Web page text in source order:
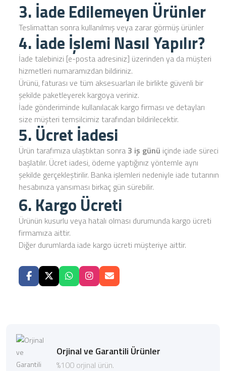
3. İade Edilemeyen Ürünler
Teslimattan sonra kullanılmış veya zarar görmüş ürünler
4. İade İşlemi Nasıl Yapılır?
İade talebinizi [e-posta adresiniz] üzerinden ya da müşteri
hizmetleri numaramızdan bildiriniz.
Ürünü, faturası ve tüm aksesuarları ile birlikte güvenli bir
şekilde paketleyerek kargoya veriniz.
İade gönderiminde kullanılacak kargo firması ve detayları
size müşteri temsilcimiz tarafından bildirilecektir.
5. Ücret İadesi
Ürün tarafımıza ulaştıktan sonra 3 iş günü içinde iade süreci
başlatılır. Ücret iadesi, ödeme yaptığınız yöntemle aynı
şekilde gerçekleştirilir. Banka işlemleri nedeniyle iade tutarının
hesabınıza yansıması birkaç gün sürebilir.
6. Kargo Ücreti
Ürünün kusurlu veya hatalı olması durumunda kargo ücreti
firmamıza aittir.
Diğer durumlarda iade kargo ücreti müşteriye aittir.
Orjinal ve Garantili Ürünler
%100 orjinal ürün.